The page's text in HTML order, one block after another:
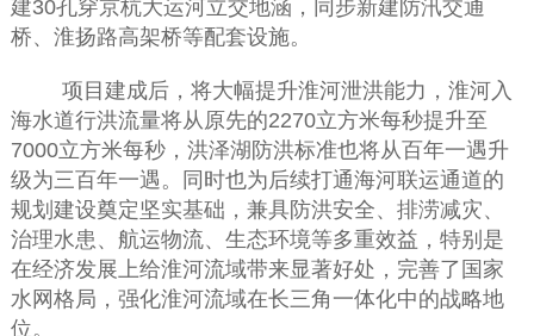
建30孔穿京杭大运河立交地涵，同步新建防汛交通
桥、 淮扬路高架桥等配套设施。
项目建成后，将大幅提升淮河泄洪能力，淮河入
海水道行洪流量将从原先的2270立方米每秒提升至
7000立方米每秒，洪泽湖防洪标准也将从百年一遇升
级为三百年一遇。同时也为后续打通海河联运通道的
规划建设奠定坚实基础，兼具防洪安全、排涝减灾、
治理水患、航运物流、生态环境等多重效益，特别是
在经济发展上给淮河流域带来显著好处，完善了 国家
水网格局，强化淮河流域在长三角一体化中的战略地
位。